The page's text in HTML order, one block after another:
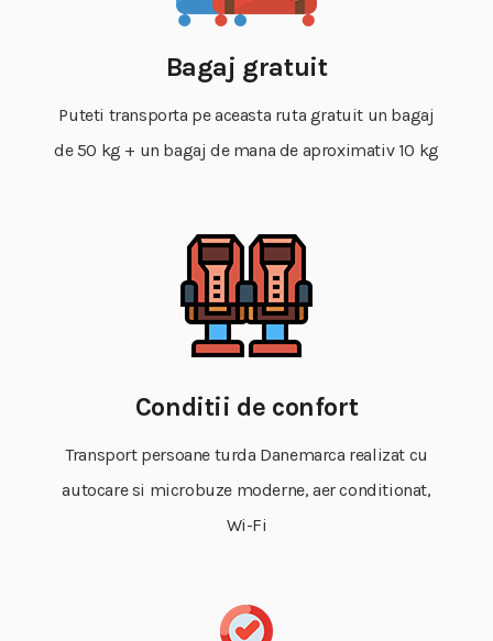
Bagaj gratuit
Puteti transporta pe aceasta ruta gratuit un bagaj
de 50 kg + un bagaj de mana de aproximativ 10 kg
Conditii de confort
Transport persoane turda Danemarca realizat cu
autocare si microbuze moderne, aer conditionat,
Wi-Fi